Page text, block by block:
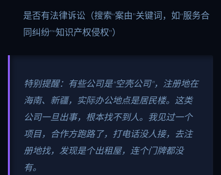
是否有法律诉讼（搜索“案由”关键词，如“服务合
同纠纷”“知识产权侵权”）
特别提醒：有些公司是“空壳公司”，注册地在
海南、新疆，实际办公地点是居民楼。这类
公司一旦出事，根本找不到人。我见过一个
项目，合作方跑路了，打电话没人接，去注
册地找，发现是个出租屋，连个门牌都没
有。